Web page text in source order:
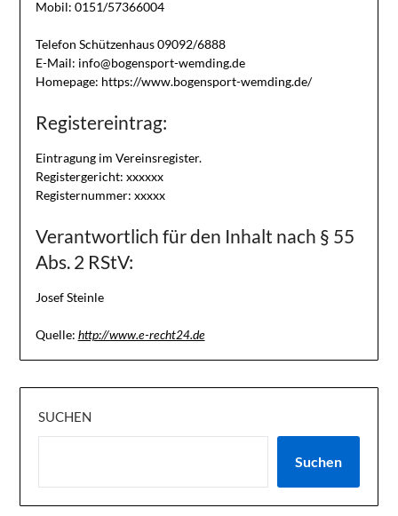
Mobil: 0151/57366004
Telefon Schützenhaus 09092/6888
E-Mail: info@bogensport-wemding.de
Homepage: https://www.bogensport-wemding.de/
Registereintrag:
Eintragung im Vereinsregister.
Registergericht: xxxxxx
Registernummer: xxxxx
Verantwortlich für den Inhalt nach § 55
Abs. 2 RStV:
Josef Steinle
Quelle: http://www.e-recht24.de
SUCHEN
Suchen